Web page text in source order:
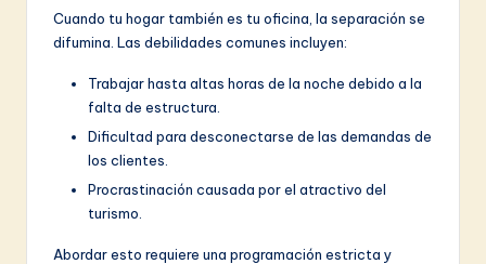
Cuando tu hogar también es tu oficina, la separación se
difumina. Las debilidades comunes incluyen:
Trabajar hasta altas horas de la noche debido a la
falta de estructura.
Dificultad para desconectarse de las demandas de
los clientes.
Procrastinación causada por el atractivo del
turismo.
Abordar esto requiere una programación estricta y